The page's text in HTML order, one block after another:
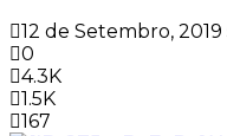
12 de Setembro, 2019
0
4.3K
1.5K
167